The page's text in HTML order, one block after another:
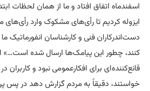
اسفندماه اتفاق افتاد و ما از همان لحظات
ایزوله کردیم تا رأی‌های مشکوک وارد
دست‌اندرکاران فنی و کارشناسان انفورماتیک ما
کنند، چطور این پیامک‌ها ارسال شده است…»
قانع‌کننده‌ای برای افکارعمومی نبود و کاربران در
خواستند، دقیقاً به مردم گزارش دهد در پس